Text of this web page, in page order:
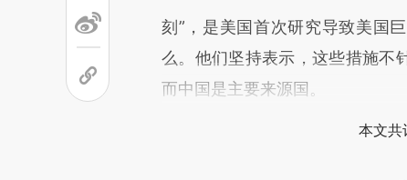
刻”，是美国首次研究导致美国
么。他们坚持表示，这些措施不
而中国是主要来源国。
本文共